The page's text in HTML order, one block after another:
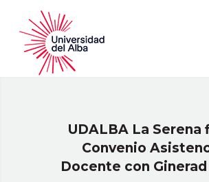
UDALBA La Serena
Convenio
Docente con Ginerad